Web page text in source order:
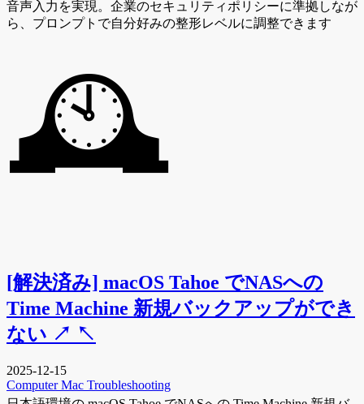
音声入力を実現。企業のセキュリティポリシーに準拠しなが
ら、プロンプトで自分好みの整形レベルに調整できます
🕰️
[解決済み] macOS Tahoe でNASへの
Time Machine 新規バックアップができ
ない ↗ ↖
2025-12-15
ComputerMac Troubleshooting